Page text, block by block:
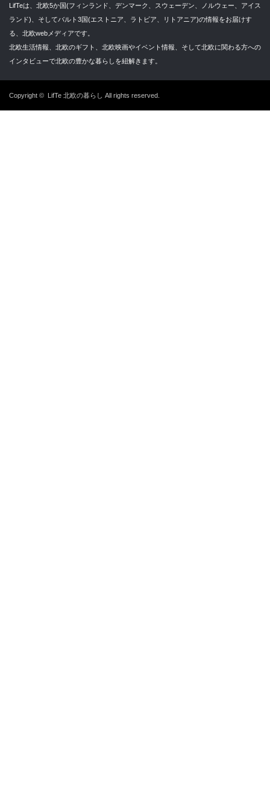
LifTeは、北欧5か国(フィンランド、デンマーク、スウェーデン、ノルウェー、アイス
ランド)、そしてバルト3国(エストニア、ラトビア、リトアニア)の情報をお届けす
る、北欧webメディアです。
北欧生活情報、北欧のギフト、北欧映画やイベント情報、そして北欧に関わる方への
インタビューで北欧の豊かな暮らしを紐解きます。
Copyright © LifTe 北欧の暮らし All rights reserved.